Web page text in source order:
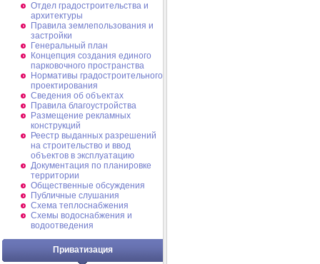
Отдел градостроительства и
архитектуры
Правила землепользования и
застройки
Генеральный план
Концепция создания единого
парковочного пространства
Нормативы градостроительного
проектирования
Сведения об объектах
Правила благоустройства
Размещение рекламных
конструкций
Реестр выданных разрешений
на строительство и ввод
объектов в эксплуатацию
Документация по планировке
территории
Общественные обсуждения
Публичные слушания
Схема теплоснабжения
Схемы водоснабжения и
водоотведения
Приватизация